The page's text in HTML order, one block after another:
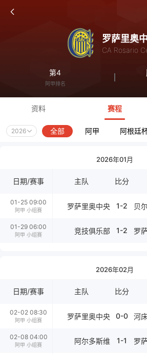
罗萨里奥
CA Rosario
第4
阿甲排名
资料 赛程
2026 全部 阿甲 阿根廷
2026年01月
日期/赛事 主队 比分
01-25 09:00
阿甲 小组赛 罗萨里奥中央 1-2 贝
01-29 06:00
阿甲 小组赛 竞技俱乐部 1-2 罗
2026年02月
日期/赛事 主队 比分
02-02 08:30
阿甲 小组赛 罗萨里奥中央 0-0 河
02-08 04:00
阿甲 小组赛 阿尔多斯维 1-1 罗